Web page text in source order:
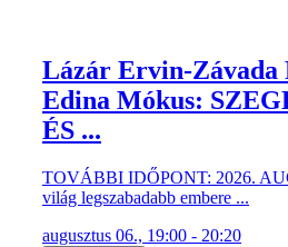
Lázár Ervin-Závada
Edina Mókus:
ÉS ...
TOVÁBBI IDŐPONT: 2026.
világ legszabadabb embere ...
augusztus 06., 19:00 - 20:20